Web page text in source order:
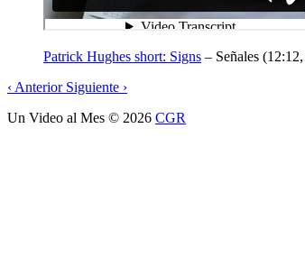
Patrick Hughes short: Signs – Señales
‹ Anterior Siguiente ›
Un Video al Mes © 2026 CGR